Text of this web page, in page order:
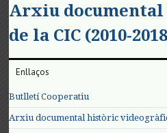
Arxiu
de la CIC (2010-
Enllaços
Butlletí Cooperatiu
Arxiu documental històric videogràfic